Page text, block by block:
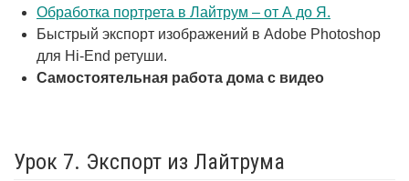
Обработка портрета в Лайтрум – от А до Я.
Быстрый экспорт изображений в Adobe Photoshop
для Hi-End ретуши.
Самостоятельная работа дома с видео
Урок 7. Экспорт из Лайтрума